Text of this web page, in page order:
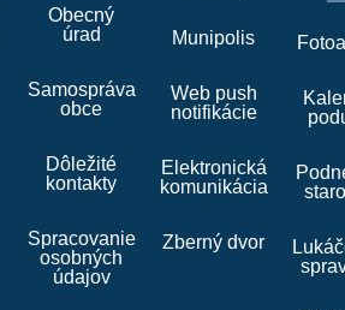
Obecný
úrad
Samospráva
obce
Dôležité
kontakty
Spracovanie
osobných
údajov
Munipolis
Web push
notifikácie
Elektronická
komunikácia
Zberný dvor